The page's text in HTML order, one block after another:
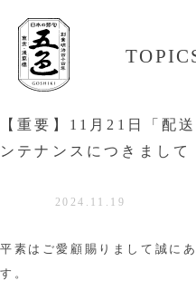
【重要】11月21日「配
ンテナンスにつきまして
2024.11.19
平素はご愛顧賜りまして誠に
す。